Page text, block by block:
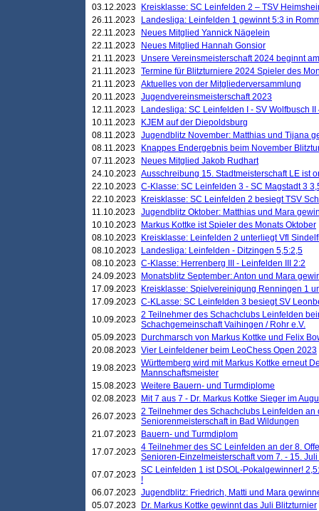
03.12.2023
Kreisklasse: SC Leinfelden 2 – TSV
26.11.2023
Landesliga: Leinfelden 1 gewinnt 5:3 in
22.11.2023
Neues Mitglied Yannick Nägelein
22.11.2023
Neues Mitglied Hannah Gonsior
21.11.2023
Unsere Vereinsmeisterschaft 2024 beginnt
21.11.2023 Termine für Blitzturniere 2024 Spieler des
21.11.2023 Aktuelles von der Mitgliederversammlung
20.11.2023 Jugendvereinsmeisterschaft 2023
12.11.2023
Landesliga: SC Leinfelden I - SV Wolfbusch II
10.11.2023
KJEM auf der Diepoldsburg
08.11.2023 Jugendblitz November: Matthias und Tijana
08.11.2023
Knappes Endergebnis beim November
07.11.2023
Neues Mitglied Jakob Rudhart
24.10.2023 Ausschreibung 15. Stadtmeisterschaft LE ist
22.10.2023 C-Klasse: SC Leinfelden 3 - SC Magstadt 3
22.10.2023
Kreisklasse: SC Leinfelden 2 besiegt TSV
11.10.2023 Jugendblitz Oktober: Matthias und Mara
10.10.2023
Markus Kottke ist Spieler des Monats Oktober
08.10.2023
Kreisklasse: Leinfelden 2 unterliegt Vfl
08.10.2023
Landesliga: Leinfelden - Ditzingen 5,5:2,5
08.10.2023 C-Klasse: Herrenberg III - Leinfelden III 2:2
24.09.2023
Monatsblitz September: Anton und Mara
17.09.2023
Kreisklasse: Spielvereinigung Renningen 1
17.09.2023 C-KLasse: SC Leinfelden 3 besiegt SV
10.09.2023 2 Teilnehmer des Schachclubs Leinfelden
Schachgemeinschaft Vaihingen / Rohr e.V.
05.09.2023
Durchmarsch von Markus Kottke und Felix
20.08.2023 Vier Leinfeldener beim LeoChess Open 2023
19.08.2023 Württemberg wird mit Markus Kottke erneut
Mannschaftsmeister
15.08.2023 Weitere Bauern- und Turmdiplome
02.08.2023
Mit 7 aus 7 - Dr. Markus Kottke Sieger im
26.07.2023 2 Teilnehmer des Schachclubs Leinfelden an
Seniorenmeisterschaft in Bad Wildungen
21.07.2023
Bauern- und Turmdiplom
17.07.2023 4 Teilnehmer des SC Leinfelden an der 8.
Senioren-Einzelmeisterschaft vom 7. - 15.
07.07.2023 SC Leinfelden 1 ist DSOL-Pokalgewinner!
!
06.07.2023 Jugendblitz: Friedrich, Matti und Mara
05.07.2023
Dr. Markus Kottke gewinnt das Juli Blitzturnier